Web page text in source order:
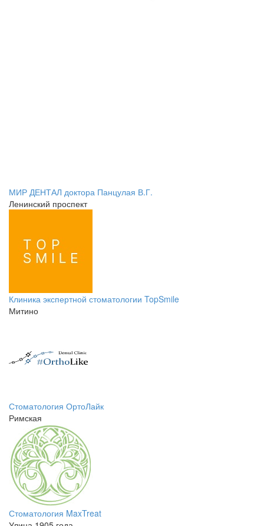
МИР ДЕНТАЛ доктора Панцулая В.Г.
Ленинский проспект
Клиника экспертной стоматологии TopSmile
Митино
Стоматология ОртоЛайк
Римская
Стоматология MaxTreat